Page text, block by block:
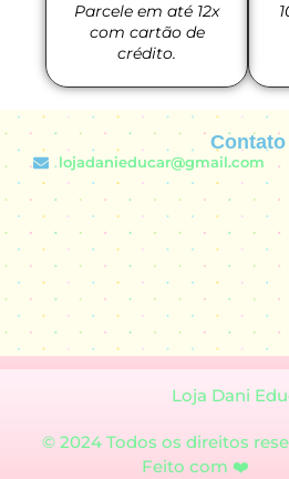
Parcele em até 12x
com cartão de
crédito.
Contato
lojadanieducar@gmail.com
Loja Dani
© 2024 Todos os direitos
Feito com ❤️